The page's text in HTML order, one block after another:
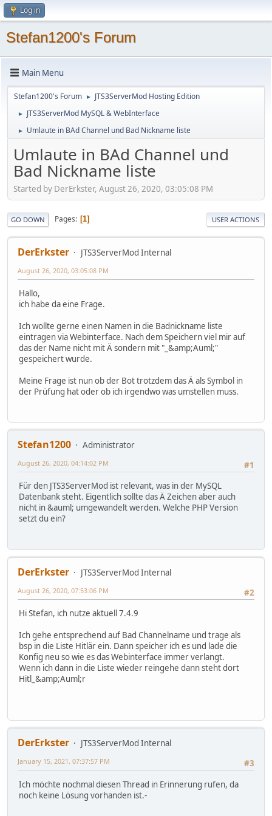
Log in
Stefan1200's Forum
Main Menu
Stefan1200's Forum ► JTS3ServerMod Hosting Edition
► JTS3ServerMod MySQL & WebInterface
► Umlaute in BAd Channel und Bad Nickname liste
Umlaute in BAd Channel und
Bad Nickname liste
Started by DerErkster, August 26, 2020, 03:05:08 PM
GO DOWN Pages 1 USER ACTIONS
DerErkster JTS3ServerMod Internal
August 26, 2020, 03:05:08 PM
Hallo,
ich habe da eine Frage.
Ich wollte gerne einen Namen in die Badnickname liste
eintragen via Webinterface. Nach dem Speichern viel mir auf
das der Name nicht mit Ä sondern mit "_&amp;Auml;"
gespeichert wurde.
Meine Frage ist nun ob der Bot trotzdem das Ä als Symbol in
der Prüfung hat oder ob ich irgendwo was umstellen muss.
Stefan1200
Administrator
#1
August 26, 2020, 04:14:02 PM
Für den JTS3ServerMod ist relevant, was in der MySQL
Datenbank steht. Eigentlich sollte das Ä Zeichen aber auch
nicht in &auml; umgewandelt werden. Welche PHP Version
setzt du ein?
DerErkster
JTS3ServerMod Internal
#2
August 26, 2020, 07:53:06 PM
Hi Stefan, ich nutze aktuell 7.4.9
Ich gehe entsprechend auf Bad Channelname und trage als
bsp in die Liste Hitlär ein. Dann speicher ich es und lade die
Konfig neu so wie es das Webinterface immer verlangt.
Wenn ich dann in die Liste wieder reingehe dann steht dort
Hitl_&amp;Auml;r
DerErkster
JTS3ServerMod Internal
#3
January 15, 2021, 07:37:57 PM
Ich möchte nochmal diesen Thread in Erinnerung rufen, da
noch keine Lösung vorhanden ist.-